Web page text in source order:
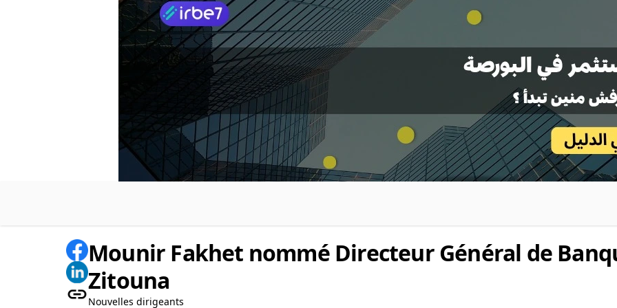
Mounir Fakhet nommé Directeur Général de
Zitouna
Nouvelles dirigeants